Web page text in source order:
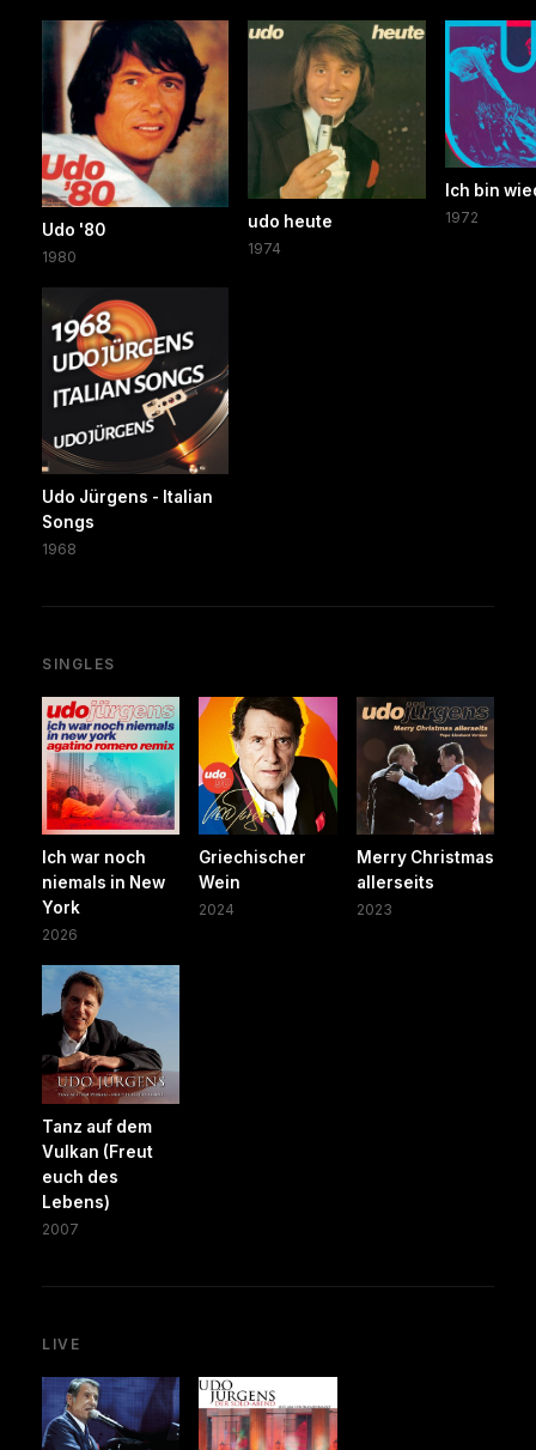
Udo '80
1980
udo heute
1974
Ich bin
1972
Udo Jürgens - Italian
Songs
1968
SINGLES
Ich war noch
niemals in New
York
2026
Griechischer
Wein
2024
Merry Christmas
allerseits
2023
Tanz auf dem
Vulkan (Freut
euch des
Lebens)
2007
LIVE